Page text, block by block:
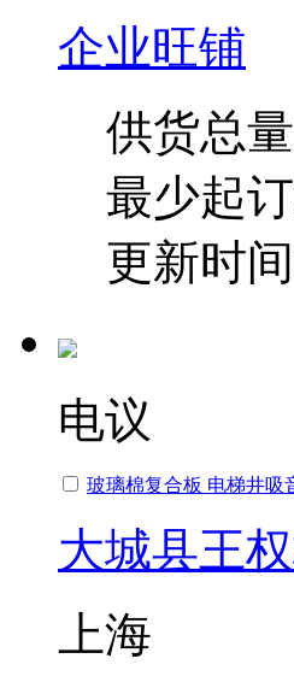
企业旺铺
供货总量
最少起订
更新时间
电议
玻璃棉复合板 电梯井吸
大城县王
上海